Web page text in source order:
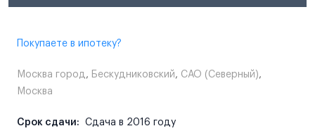
Покупаете в ипотеку?
Москва город , Бескудниковский, САО (Северный),
Москва
Срок сдачи: Сдача в 2016 году